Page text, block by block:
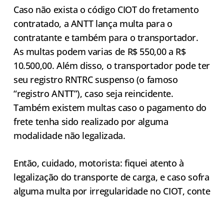
Caso não exista o código CIOT do fretamento
contratado, a ANTT lança multa para o
contratante e também para o transportador.
As multas podem varias de R$ 550,00 a R$
10.500,00. Além disso, o transportador pode ter
seu registro RNTRC suspenso (o famoso
“registro ANTT”), caso seja reincidente.
Também existem multas caso o pagamento do
frete tenha sido realizado por alguma
modalidade não legalizada.
Então, cuidado, motorista: fiquei atento à
legalização do transporte de carga, e caso sofra
alguma multa por irregularidade no CIOT, conte